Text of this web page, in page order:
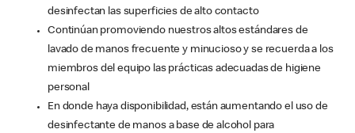
desinfectan las superficies de alto contacto
Continúan promoviendo nuestros altos estándares de
lavado de manos frecuente y minucioso y se recuerda a los
miembros del equipo las prácticas adecuadas de higiene
personal
En donde haya disponibilidad, están aumentando el uso de
desinfectante de manos a base de alcohol para